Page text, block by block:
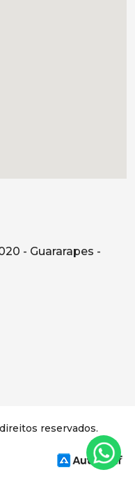
- Guararapes -
reservados.